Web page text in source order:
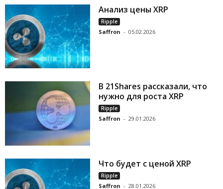
Анализ цены XRP
Ripple
Saffron - 05.02.2026
В 21Shares рассказали, что
нужно для роста XRP
Ripple
Saffron - 29.01.2026
Что будет с ценой XRP
Ripple
Saffron - 28.01.2026